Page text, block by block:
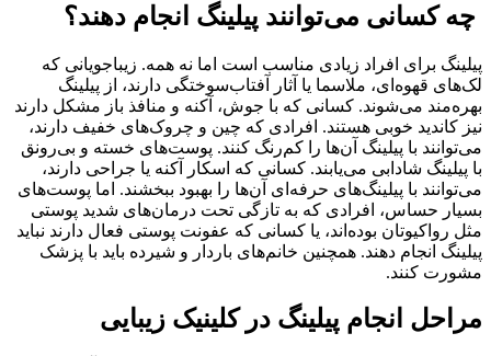
چه کسانی می‌توانند پیلینگ انجام دهند؟
پیلینگ برای افراد زیادی مناسب است اما نه همه. زیباجویانی که
لک‌های قهوه‌ای، ملاسما یا آثار آفتاب‌سوختگی دارند، از پیلینگ
بهره‌مند می‌شوند. کسانی که با جوش، آکنه و منافذ باز مشکل دارند
نیز کاندید خوبی هستند. افرادی که چین و چروک‌های خفیف دارند،
می‌توانند با پیلینگ آن‌ها را کم‌رنگ کنند. پوست‌های خسته و بی‌رونق
با پیلینگ شادابی می‌یابند. کسانی که اسکار آکنه یا جراحی دارند،
می‌توانند با پیلینگ‌های حرفه‌ای آن‌ها را بهبود ببخشند. اما پوست‌های
بسیار حساس، افرادی که به تازگی تحت درمان‌های شدید پوستی
مثل رواکیوتان بوده‌اند، یا کسانی که عفونت پوستی فعال دارند نباید
پیلینگ انجام دهند. همچنین خانم‌های باردار و شیرده باید با پزشک
مشورت کنند.
مراحل انجام پیلینگ در کلینیک زیبایی